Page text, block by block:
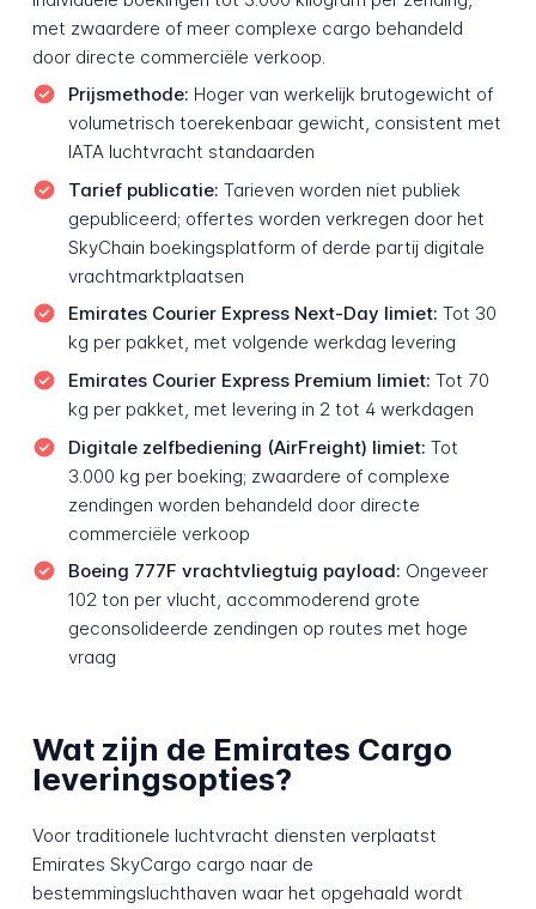
met zwaardere of meer complexe cargo behandeld
door directe commerciële verkoop.
Prijsmethode: Hoger van werkelijk brutogewicht of
volumetrisch toerekenbaar gewicht, consistent met
IATA luchtvracht standaarden
Tarief publicatie: Tarieven worden niet publiek
gepubliceerd; offertes worden verkregen door het
SkyChain boekingsplatform of derde partij digitale
vrachtmarktplaatsen
Emirates Courier Express Next-Day limiet: Tot 30
kg per pakket, met volgende werkdag levering
Emirates Courier Express Premium limiet: Tot 70
kg per pakket, met levering in 2 tot 4 werkdagen
Digitale zelfbediening (AirFreight) limiet: Tot
3.000 kg per boeking; zwaardere of complexe
zendingen worden behandeld door directe
commerciële verkoop
Boeing 777F vrachtvliegtuig payload: Ongeveer
102 ton per vlucht, accommoderend grote
geconsolideerde zendingen op routes met hoge
vraag
Wat zijn de Emirates Cargo
leveringsopties?
Voor traditionele luchtvracht diensten verplaatst
Emirates SkyCargo cargo naar de
bestemmingsluchthaven waar het opgehaald wordt